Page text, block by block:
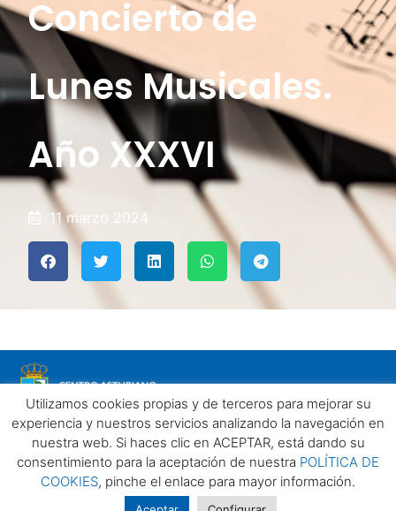
Concierto de
Lunes Musicales.
Año XXXVI
11 marzo 2024
Aviso legalPolítica de privacidadPolítica de Cookies
Centro Asturiano de Madrid. Todos los derechos reservados
Utilizamos cookies propias y de terceros para mejorar su
experiencia y nuestros servicios analizando la navegación en
nuestra web. Si haces clic en ACEPTAR, está dando su
consentimiento para la aceptación de nuestra POLÍTICA DE
COOKIES, pinche el enlace para mayor información.